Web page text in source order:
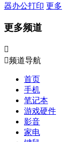
器办公打印 更多
更多频道

频道导航
首页
手机
笔记本
游戏硬件
影音
家电